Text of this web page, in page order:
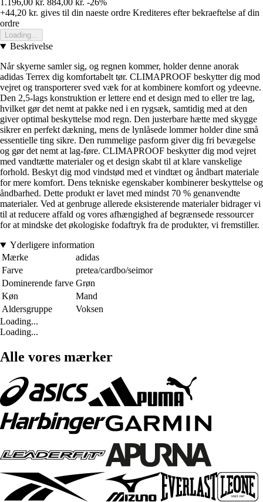
1.196,00 kr. 884,00 kr. -26%
+44,20 kr. gives til din naeste ordre Krediteres efter bekraeftelse af din
ordre
Loading...
Beskrivelse
Når skyerne samler sig, og regnen kommer, holder denne anorak
adidas Terrex dig komfortabelt tør. CLIMAPROOF beskytter dig mod
vejret og transporterer sved væk for at kombinere komfort og ydeevne.
Den 2,5-lags konstruktion er lettere end et design med to eller tre lag,
hvilket gør det nemt at pakke ned i en rygsæk, samtidig med at den
giver optimal beskyttelse mod regn. Den justerbare hætte med skygge
sikrer en perfekt dækning, mens de lynlåsede lommer holder dine små
essentielle ting sikre. Den rummelige pasform giver dig fri bevægelse
og gør det nemt at lag-føre. CLIMAPROOF beskytter dig mod vejret
med vandtætte materialer og et design skabt til at klare vanskelige
forhold. Beskyt dig mod vindstød med et vindtæt og åndbart materiale
for mere komfort. Dens tekniske egenskaber kombinerer beskyttelse og
åndbarhed. Dette produkt er lavet med mindst 70 % genanvendte
materialer. Ved at genbruge allerede eksisterende materialer bidrager vi
til at reducere affald og vores afhængighed af begrænsede ressourcer
for at mindske det økologiske fodaftryk fra de produkter, vi fremstiller.
Yderligere information
Mærke
adidas
Farve
pretea/cardbo/seimor
Dominerende farve Grøn
Køn
Mand
Aldersgruppe
Voksen
Loading...
Loading...
Alle vores mærker